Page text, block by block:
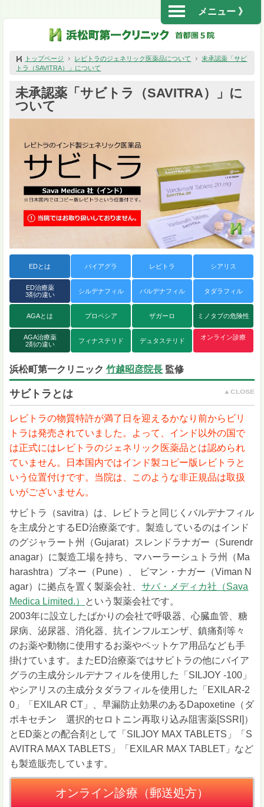
メニュー 》
トップページ レビトラのジェネリック医薬品について
未承認薬「サビ
トラ（SAVITRA）」について
未承認薬「サビトラ（SAVITRA）」に
ついて
EDとは バイアグラ レビトラ シアリス
ED治療薬
3剤の違い
シルデナフィル バルデナフィル タダラフィル
AGAとは プロペシア ザガーロ ミノタブの危険性
AGA治療薬
2剤の違い
フィナステリド デュタステリド オンライン診療
浜松町第一クリニック竹越昭彦院長 監修
サビトラとは
レビトラの物質特許が満了日を迎えるかなり前からビリ
トラは発売されていました。よって、インド以外の国で
は正式にはレビトラのジェネリック医薬品とは認められ
ていません。日本国内ではインド製コピー版レビトラと
いう位置付けです。当院は、このような非正規品は取扱
いがございません。
サビトラ（savitra）は、レビトラと同じくバルデナフィル
を主成分とするED治療薬です。製造しているのはインド
のグジャラート州（Gujarat）スレンドラナガー（Surendr
anagar）に製造工場を持ち、マハーラーシュトラ州（Ma
harashtra）プネー（Pune）、 ビマン・ナガー（Viman N
agar）に拠点を置く製薬会社、サバ・メディカ社（Sava
Medica Limited.） という製薬会社です。
2003年に設立したばかりの会社で呼吸器、心臓血管、糖
尿病、泌尿器、消化器、抗インフルエンザ、鎮痛剤等々
のお薬や動物に使用するお薬やペットケア用品なども手
掛けています。またED治療薬ではサビトラの他にバイア
グラの主成分シルデナフィルを使用した「SILJOY -100」
やシアリスの主成分タダラフィルを使用した「EXILAR-2
0」「EXILAR CT」、早漏防止効果のあるDapoxetine（ダ
ポキセチン 選択的セロトニン再取り込み阻害薬[SSRI]）
とED薬との配合剤として「SILJOY MAX TABLETS」「S
AVITRA MAX TABLETS」「EXILAR MAX TABLET」など
も製造販売しています。
オンライン診療（郵送処方）